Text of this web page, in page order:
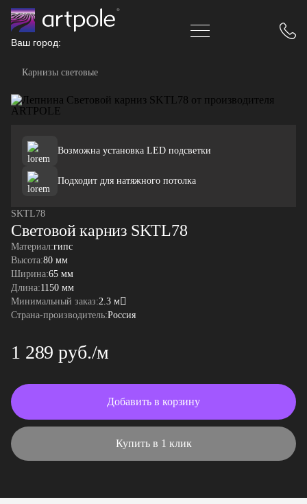
Ваш город:
Карнизы световые
Возможна установка LED подсветки
Подходит для натяжного потолка
SKTL78
Световой карниз SKTL78
Материал:гипс
Высота:80 мм
Ширина:65 мм
Длина:1150 мм
Минимальный заказ:2.3 м
Страна-производитель:Россия
1 289 руб./м
Добавить в корзину
Купить в 1 клик